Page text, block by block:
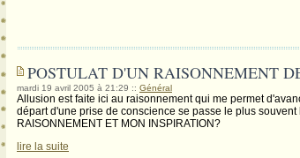
POSTULAT D'UN RAISONNEMENT
mardi 19 avril 2005 à 21:29 :: Général
Allusion est faite ici au raisonnement qui me permet
départ d'une prise de conscience se passe le plus souvent
RAISONNEMENT ET MON INSPIRATION?
lire la suite